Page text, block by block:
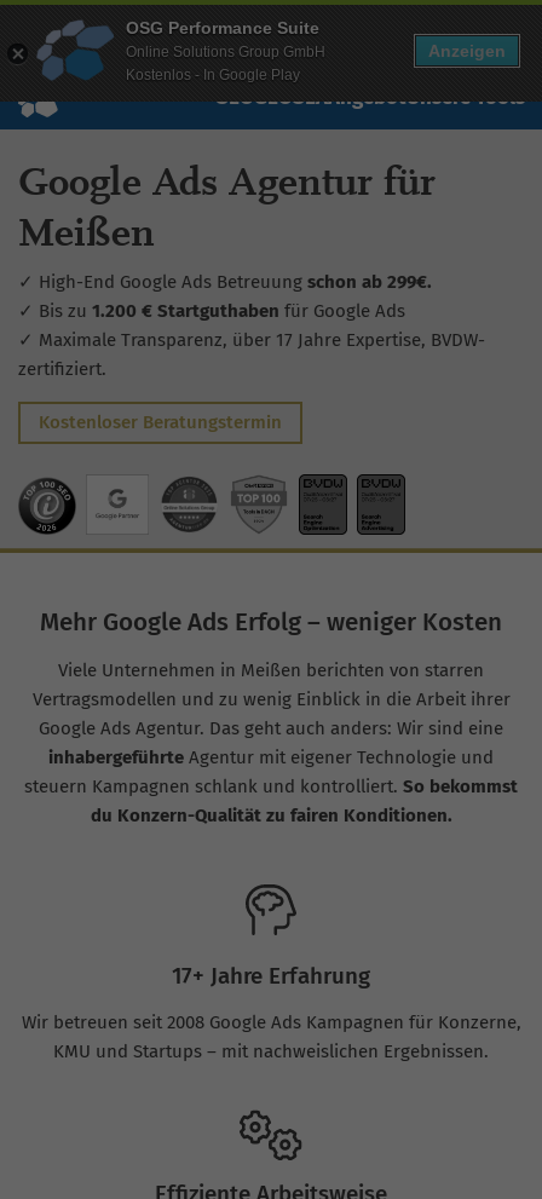
Wissen Free Checks Über uns Free Account
SEOGEOSEAAngebotUnsere Tools
Google Ads Agentur für
Meißen
✓ High-End Google Ads Betreuung schon ab 299€.
✓ Bis zu 1.200 € Startguthaben für Google Ads
✓ Maximale Transparenz, über 17 Jahre Expertise, BVDW-
zertifiziert.
Kostenloser Beratungstermin
Mehr Google Ads Erfolg – weniger Kosten
Viele Unternehmen in Meißen berichten von starren
Vertragsmodellen und zu wenig Einblick in die Arbeit ihrer
Google Ads Agentur. Das geht auch anders: Wir sind eine
inhabergeführte Agentur mit eigener Technologie und
steuern Kampagnen schlank und kontrolliert. So bekommst
du Konzern-Qualität zu fairen Konditionen.
17+ Jahre Erfahrung
Wir betreuen seit 2008 Google Ads Kampagnen für Konzerne,
KMU und Startups – mit nachweislichen Ergebnissen.
Effiziente Arbeitsweise
OSG Performance Suite
Online Solutions Group GmbH
Kostenlos - In Google Play
Anzeigen